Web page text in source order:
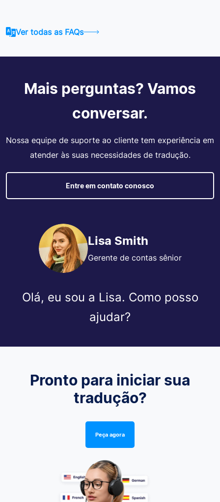
Ver todas as FAQs
Mais perguntas? Vamos
conversar.
Nossa equipe de suporte ao cliente tem experiência em
atender às suas necessidades de tradução.
Entre em contato conosco
Lisa Smith
Gerente de contas sênior
Olá, eu sou a Lisa. Como posso
ajudar?
Pronto para iniciar sua
tradução?
Peça agora